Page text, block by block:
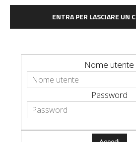
ENTRA PER LASCIARE UN
Nome utente
Password